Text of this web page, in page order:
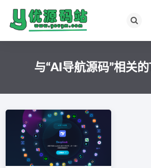
与“AI导航源码”相关